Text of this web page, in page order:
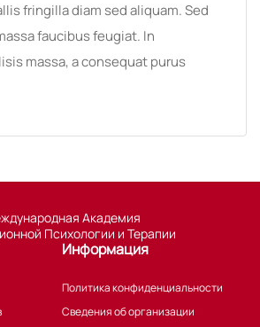
fringilla diam sed aliquam. Sed
faucibus feugiat. In
massa, a consequat purus
Академия
Психологии и Терапии
Информация
Политика конфиденциальности
Сведения об организации